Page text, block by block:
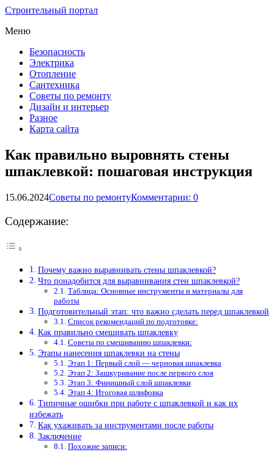
Строительный портал
Меню
Безопасность
Электрика
Отопление
Сантехника
Советы по ремонту
Дизайн и интерьер
Разное
Карта сайта
Как правильно выровнять стены
шпаклевкой: пошаговая инструкция
15.06.2024Советы по ремонтуКомментарии: 0
Содержание:
Почему важно выравнивать стены шпаклевкой?
Что понадобится для выравнивания стен шпаклевкой?
Таблица: Основные инструменты и материалы для
работы
Подготовительный этап: что важно сделать перед шпаклевкой
Список рекомендаций по подготовке:
Как правильно смешивать шпаклевку
Советы по смешиванию шпаклевки:
Этапы нанесения шпаклевки на стены
Этап 1: Первый слой — черновая шпаклевка
Этап 2: Зашкуривание после первого слоя
Этап 3: Финишный слой шпаклевки
Этап 4: Итоговая шлифовка
Типичные ошибки при работе с шпаклевкой и как их
избежать
Как ухаживать за инструментами после работы
Заключение
Похожие записи: